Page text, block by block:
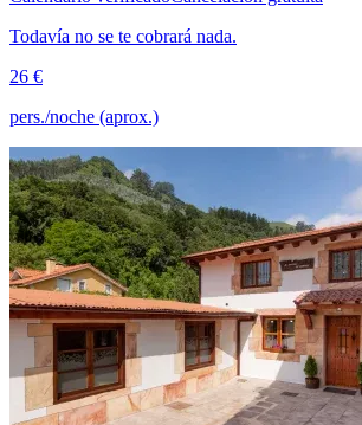
Todavía no se te cobrará nada.
26 €
pers./noche (aprox.)